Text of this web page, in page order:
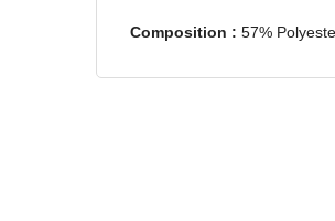
Composition : 57%